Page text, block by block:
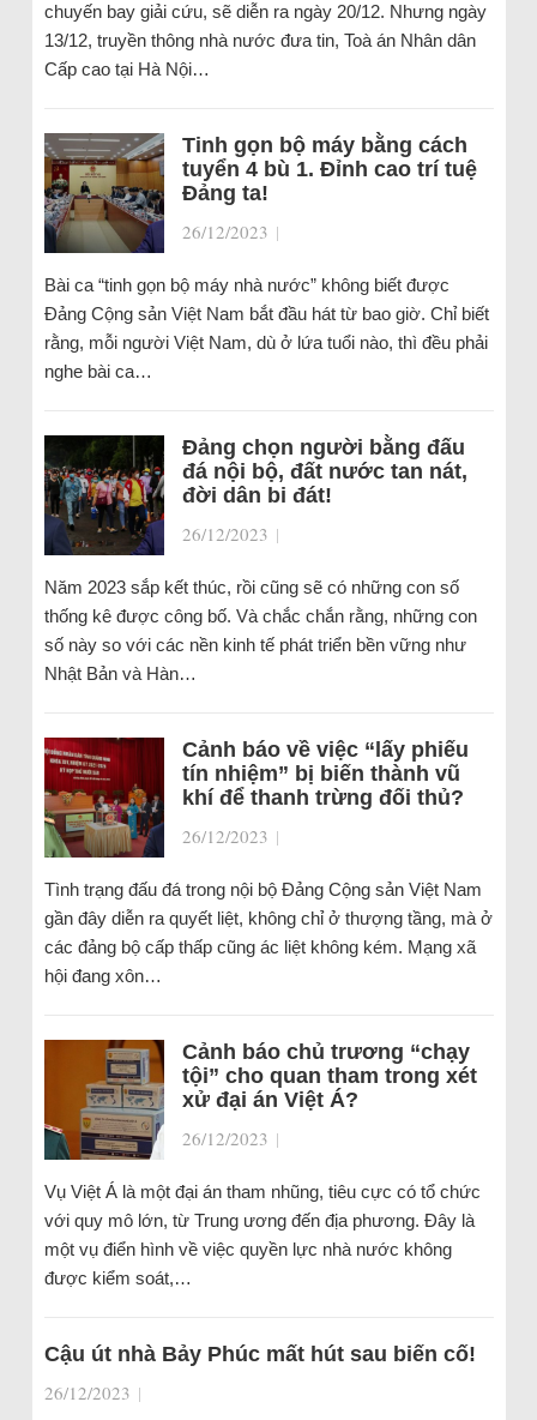
chuyến bay giải cứu, sẽ diễn ra ngày 20/12. Nhưng ngày
13/12, truyền thông nhà nước đưa tin, Toà án Nhân dân
Cấp cao tại Hà Nội…
Tinh gọn bộ máy bằng cách
tuyển 4 bù 1. Đỉnh cao trí tuệ
Đảng ta!
26/12/2023 |
Bài ca “tinh gọn bộ máy nhà nước” không biết được
Đảng Cộng sản Việt Nam bắt đầu hát từ bao giờ. Chỉ biết
rằng, mỗi người Việt Nam, dù ở lứa tuổi nào, thì đều phải
nghe bài ca…
Đảng chọn người bằng đấu
đá nội bộ, đất nước tan nát,
đời dân bi đát!
26/12/2023 |
Năm 2023 sắp kết thúc, rồi cũng sẽ có những con số
thống kê được công bố. Và chắc chắn rằng, những con
số này so với các nền kinh tế phát triển bền vững như
Nhật Bản và Hàn…
Cảnh báo về việc “lấy phiếu
tín nhiệm” bị biến thành vũ
khí để thanh trừng đối thủ?
26/12/2023 |
Tình trạng đấu đá trong nội bộ Đảng Cộng sản Việt Nam
gần đây diễn ra quyết liệt, không chỉ ở thượng tầng, mà ở
các đảng bộ cấp thấp cũng ác liệt không kém. Mạng xã
hội đang xôn…
Cảnh báo chủ trương “chạy
tội” cho quan tham trong xét
xử đại án Việt Á?
26/12/2023 |
Vụ Việt Á là một đại án tham nhũng, tiêu cực có tổ chức
với quy mô lớn, từ Trung ương đến địa phương. Đây là
một vụ điển hình về việc quyền lực nhà nước không
được kiểm soát,…
Cậu út nhà Bảy Phúc mất hút sau biến cố!
26/12/2023 |